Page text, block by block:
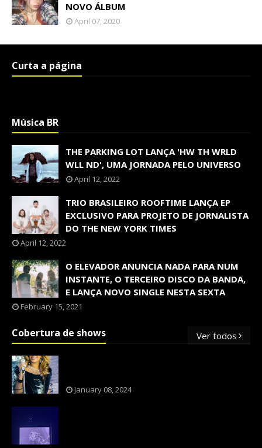
NOVO ÁLBUM
April 07, 2020
Curta a página
Música BR
THE PARKING LOT LANÇA 'HW TH WRLD
WLL ND', UMA JORNADA PELO UNIVERSO
April 12, 2022
TRIO BRASILEIRO ROOFTIME LANÇA EP
EXCLUSIVO PARA PROJETO DE JORNALISTA
DO THE NEW YORK TIMES
April 12, 2022
O ELEVADOR ANUNCIA NADA PARA NUM
INSTANTE, O TERCEIRO DISCO DA BANDA,
E LANÇA NOVO SINGLE NESTA SEXTA
February 15, 2021
Cobertura de shows Ver todos
January 08, 2024